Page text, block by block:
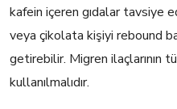
kafein içeren gıdalar tavsiye
veya çikolata kişiyi rebound
getirebilir. Migren ilaçlarının
kullanılmalıdır.